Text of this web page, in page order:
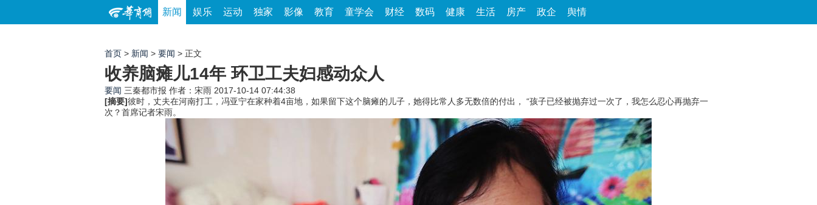
新闻 娱乐 运动 独家 影像 教育 童学会 财经 数码 健康 生活 房产 政企 舆情
首页 > 新闻 > 要闻 > 正文
收养脑瘫儿14年 环卫工夫妇感动众人
要闻 三秦都市报 作者：宋雨 2017-10-14 07:44:38
[摘要]彼时，丈夫在河南打工，冯亚宁在家种着4亩地，如果留下这个脑瘫的儿子，她得比常人多无数倍的付出， “孩子已经被抛弃过一次了，我怎么忍心再抛弃一
次？首席记者宋雨。